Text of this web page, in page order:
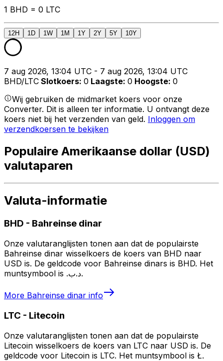
1 BHD = 0 LTC
12H 1D 1W 1M 1Y 2Y 5Y 10Y
7 aug 2026, 13:04 UTC - 7 aug 2026, 13:04 UTC
BHD/LTC Slotkoers: 0 Laagste: 0 Hoogste: 0
Wij gebruiken de midmarket koers voor onze
Converter. Dit is alleen ter informatie. U ontvangt deze
koers niet bij het verzenden van geld. Inloggen om
verzendkoersen te bekijken
Populaire Amerikaanse dollar (USD)
valutaparen
Valuta-informatie
BHD - Bahreinse dinar
Onze valutaranglijsten tonen aan dat de populairste
Bahreinse dinar wisselkoers de koers van BHD naar
USD is. De geldcode voor Bahreinse dinars is BHD. Het
muntsymbool is .د.ب.
More Bahreinse dinar info
LTC - Litecoin
Onze valutaranglijsten tonen aan dat de populairste
Litecoin wisselkoers de koers van LTC naar USD is. De
geldcode voor Litecoin is LTC. Het muntsymbool is Ł.